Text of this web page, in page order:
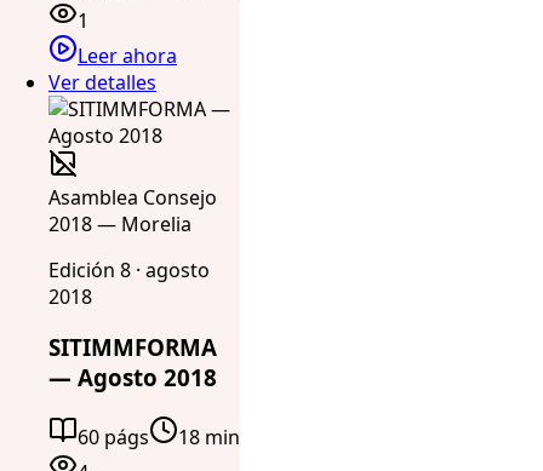
1
Leer ahora
Ver detalles
Asamblea Consejo
2018 — Morelia
Edición 8 · agosto
2018
SITIMMFORMA
— Agosto 2018
60 págs
18 min